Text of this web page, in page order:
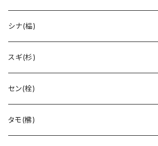
シナ(榀)
スギ(杉)
セン(栓)
タモ(梻)